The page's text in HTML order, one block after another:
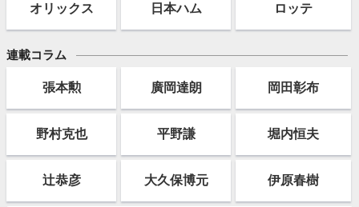
オリックス 日本ハム ロッテ
連載コラム
張本勲 廣岡達朗 岡田彰布
野村克也 平野謙 堀内恒夫
辻恭彦 大久保博元 伊原春樹